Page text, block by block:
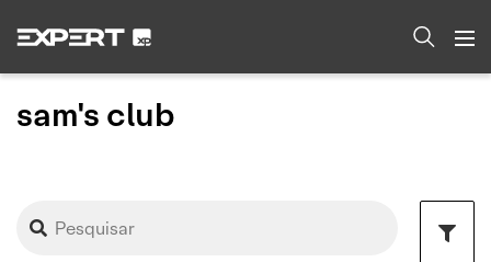
sam's club